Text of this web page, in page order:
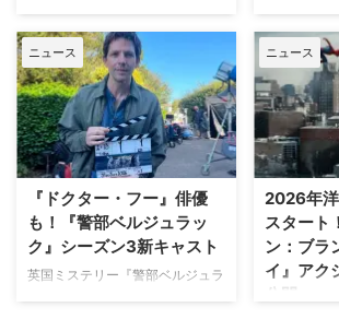
独占日本初
部隊員の父
自然を駆け
作『デビル
れ！最強の
る。雄大
人気Netflixドラマ『エミリー、パ
リへ行く』第6シーズンに出演す
るイギリス人女優のミニー・ドラ
イヴァーが、フランスでの撮影休
止期間中に深刻な自動車事故に遭
っていたことが分かった。 生き
ていられることに心から感謝 ミ
ニーは過去8週間にわたり、
と題した動画シリーズを投稿。最
終シーズンの撮影で滞在していた
パリでの日常をファンに届けてい
た。しかし8月6日（木）早朝、
した新作ド
進めている
た。 『オ
ェイソン・
Netflixは、
をライヴ配
7月のホー
を深めてい
2028年まで
旬に行われ
ドリームス
オブ・ドリ
ニュース
『ドクター・フー』俳優
も！『警部ベルジュラッ
ク』シーズン3新キャスト
英国ミステリー『警部ベルジュラ
ニュース
2026年洋
スタート
ン：ブラ
イ』アク
公開